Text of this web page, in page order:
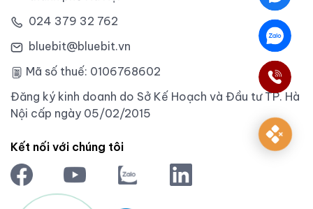
024 379 32 762
bluebit@bluebit.vn
Mã số thuế: 0106768602
Đăng ký kinh doanh do Sở Kế Hoạch và Đầu tư TP. Hà
Nội cấp ngày 05/02/2015
Kết nối với chúng tôi